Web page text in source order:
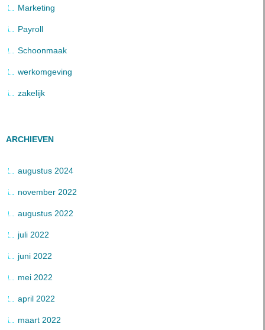
Marketing
Payroll
Schoonmaak
werkomgeving
zakelijk
ARCHIEVEN
augustus 2024
november 2022
augustus 2022
juli 2022
juni 2022
mei 2022
april 2022
maart 2022